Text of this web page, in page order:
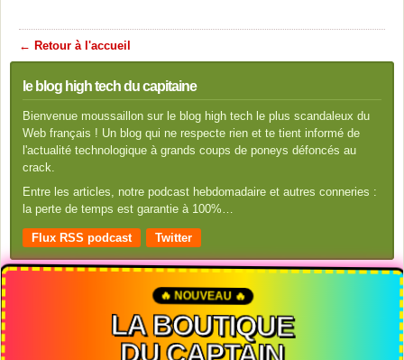
← Retour à l'accueil
le blog high tech du capitaine
Bienvenue moussaillon sur le blog high tech le plus scandaleux du
Web français ! Un blog qui ne respecte rien et te tient informé de
l'actualité technologique à grands coups de poneys défoncés au
crack.
Entre les articles, notre podcast hebdomadaire et autres conneries :
la perte de temps est garantie à 100%…
Flux RSS podcast Twitter
🔥 NOUVEAU 🔥
LA BOUTIQUE